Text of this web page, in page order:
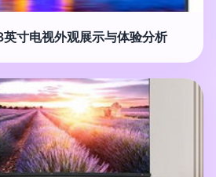
寸电视外观展示与体验分析